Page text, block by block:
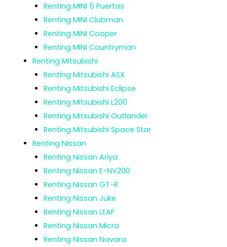
Renting MINI 5 Puertas
Renting MINI Clubman
Renting MINI Cooper
Renting MINI Countryman
Renting Mitsubishi
Renting Mitsubishi ASX
Renting Mitsubishi Eclipse
Renting Mitsubishi L200
Renting Mitsubishi Outlander
Renting Mitsubishi Space Star
Renting Nissan
Renting Nissan Ariya
Renting Nissan E-NV200
Renting Nissan GT-R
Renting Nissan Juke
Renting Nissan LEAF
Renting Nissan Micra
Renting Nissan Navara